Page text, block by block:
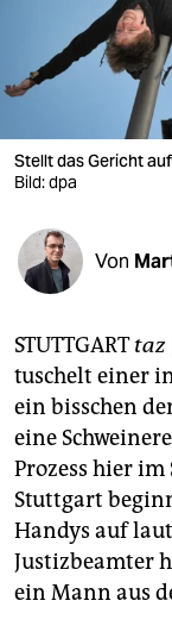
wahrheit
verlag
verlag
shop
fragen & hilfe
unterstützen
abo
genossenschaft
epaper login
Stellt das Gericht
Bild: dpa
Von
STUTTGARTtaz
tuschelt einer
ein bisschen
eine
Prozess hier im
Stuttgart
Handys auf
Justizbeamter
ein Mann aus